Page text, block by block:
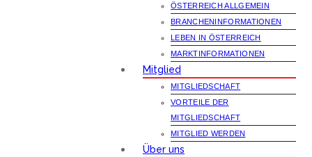
ÖSTERREICH ALLGEMEIN
BRANCHENINFORMATIONEN
LEBEN IN ÖSTERREICH
MARKTINFORMATIONEN
Mitglied
MITGLIEDSCHAFT
VORTEILE DER
MITGLIEDSCHAFT
MITGLIED WERDEN
Über uns